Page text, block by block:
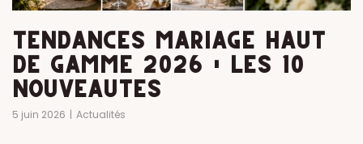
TENDANCES MARIAGE HAUT
DE GAMME 2026 : LES 10
NOUVEAUTÉS
5 juin 2026 Actualités